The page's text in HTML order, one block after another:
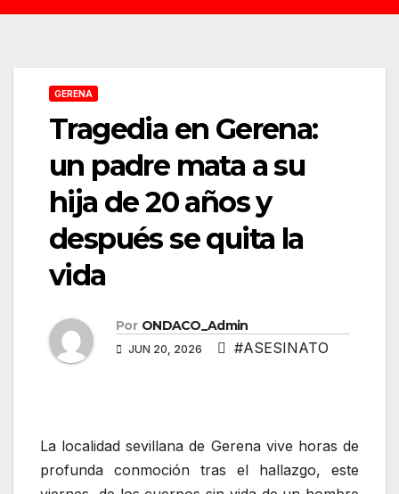
GERENA
Tragedia en Gerena:
un padre mata a su
hija de 20 años y
después se quita la
vida
Por ONDACO_Admin
JUN 20, 2026 #ASESINATO
La localidad sevillana de Gerena vive horas de
profunda conmoción tras el hallazgo, este